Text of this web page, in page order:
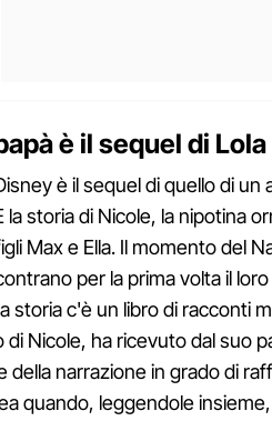
è il sequel di Lola
è il sequel di quello di un
la storia di Nicole, la nipotina
Max e Ella. Il momento del
per la prima volta il
storia c'è un libro di racconti
di Nicole, ha ricevuto dal suo
della narrazione in grado di
quando, leggendole